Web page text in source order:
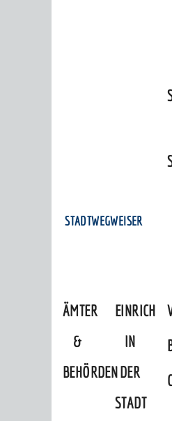
STADTWEGWEISER
ÄMTER
&
BEHÖRDEN
IN
DER
STADT